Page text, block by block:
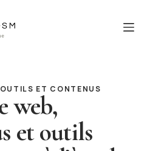
ET CONTENUS
web,
et outils